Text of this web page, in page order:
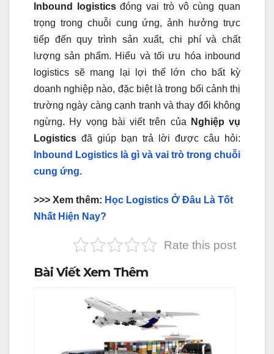
Inbound logisticsđóng vai trò vô cùng quan
trọng trong chuỗi cung ứng, ảnh hưởng trực
tiếp đến quy trình sản xuất, chi phí và chất
lượng sản phẩm. Hiểu và tối ưu hóa inbound
logistics sẽ mang lại lợi thế lớn cho bất kỳ
doanh nghiệp nào, đặc biệt là trong bối cảnh thị
trường ngày càng cạnh tranh và thay đổi không
ngừng. Hy vọng bài viết trên của
Nghiệp vụ
Logistics đã giúp bạn trả lời được câu hỏi:
Inbound Logistics là gì và vai trò trong chuỗi
cung ứng.
>>> Xem thêm: Học Logistics Ở Đâu Là Tốt
Nhất Hiện Nay?
Rate this post
Bài Viết Xem Thêm